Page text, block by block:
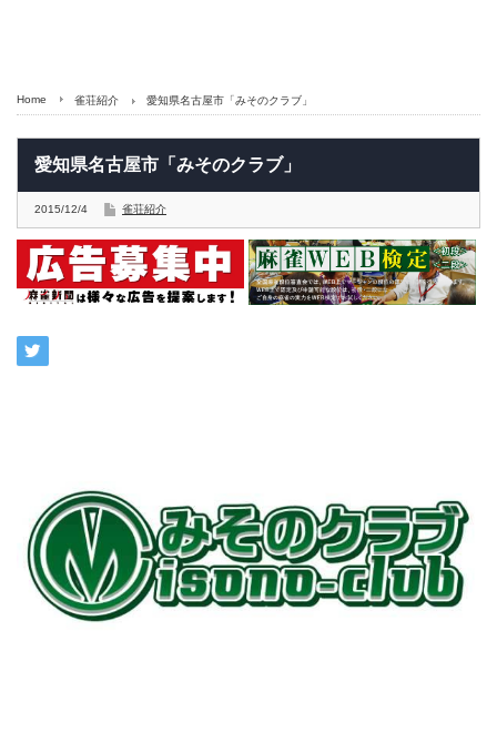
Home 雀荘紹介 愛知県名古屋市「みそのクラブ」
愛知県名古屋市「みそのクラブ」
2015/12/4 雀荘紹介